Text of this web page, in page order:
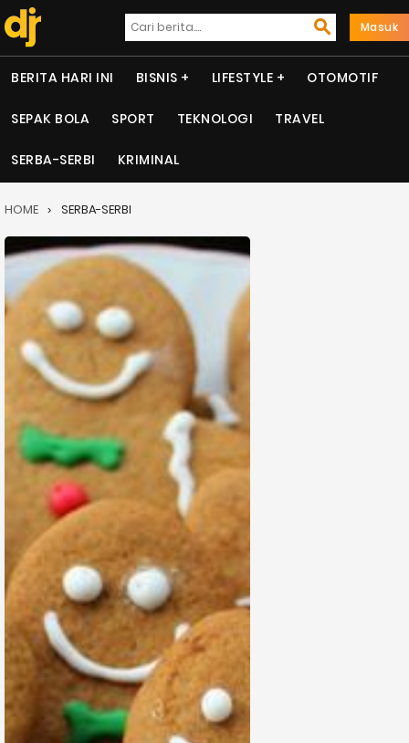
Masuk
BERITA HARI INI BISNIS LIFESTYLE OTOMOTIF
SEPAK BOLA SPORT TEKNOLOGI TRAVEL
SERBA-SERBI KRIMINAL
HOME SERBA-SERBI